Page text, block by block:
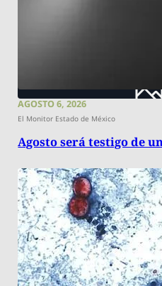
AGOSTO 6, 2026
El Monitor Estado de México
Agosto será testigo de